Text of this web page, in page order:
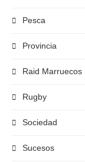
Pesca
Provincia
Raid Marruecos
Rugby
Sociedad
Sucesos